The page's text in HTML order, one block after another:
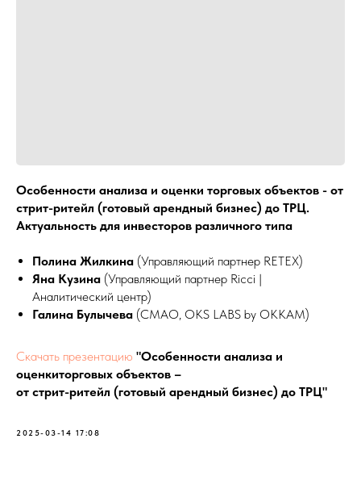
Особенности анализа и оценки торговых объектов - от
стрит-ритейл (готовый арендный бизнес) до ТРЦ.
Актуальность для инвесторов различного типа
Полина Жилкина (Управляющий партнер RETEX)
Яна Кузина (Управляющий партнер Ricci |
Аналитический центр)
Галина Булычева (СМАО, OKS LABS by OKKAM)
Скачать презентацию "Особенности анализа и
оценкиторговых объектов –
от стрит-ритейл (готовый арендный бизнес) до ТРЦ"
2025-03-14 17:08